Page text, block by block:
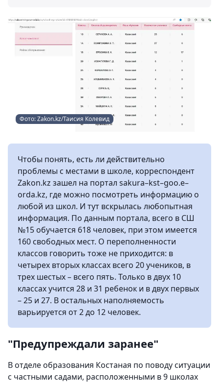
Фото: Zakon.kz/Таисия Колевид
Чтобы понять, есть ли действительно
проблемы с местами в школе, корреспондент
Zakon.kz зашел на портал sakura–kst–goo.e–
orda.kz, где можно посмотреть информацию о
любой из школ. И тут вскрылась любопытная
информация. По данным портала, всего в СШ
№15 обучается 618 человек, при этом имеется
160 свободных мест. О переполненности
классов говорить тоже не приходится: в
четырех вторых классах всего 20 учеников, в
трех шестых – всего пять. Только в двух 10
классах учится 28 и 31 ребенок и в двух первых
– 25 и 27. В остальных наполняемость
варьируется от 2 до 12 человек.
"Предупреждали заранее"
В отделе образования Костаная по поводу ситуации
с частными садами, расположенными в 9 школах